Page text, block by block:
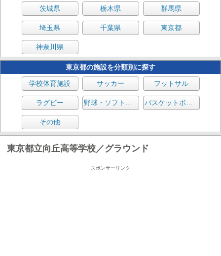
茨城県 栃木県 群馬県
埼玉県 千葉県 東京都
神奈川県
東京都の施設を分類別に探す
学校体育施設 サッカー フットサル
ラグビー 野球・ソフトボール バスケットボール
その他
東京都立向丘高等学校／グラウンド
スポンサーリンク